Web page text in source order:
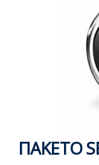
ΠΑΚΕΤΟ